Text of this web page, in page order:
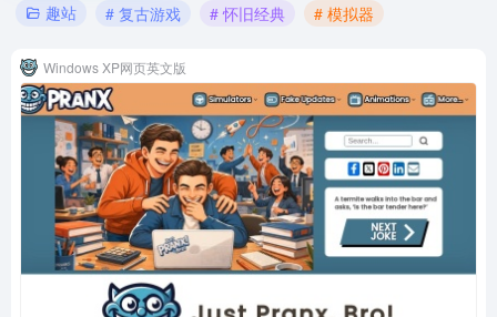
趣站 # 复古游戏 # 怀旧经典 # 模拟器
Windows XP网页英文版